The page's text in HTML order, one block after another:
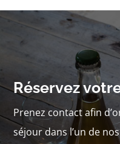
Réservez
Prenez contact afin
séjour dans l’un de